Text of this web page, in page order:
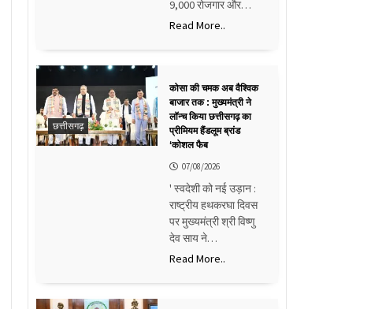
9,000 रोजगार और…
Read More..
छत्तीसगढ़
कोसा की चमक अब वैश्विक
बाजार तक : मुख्यमंत्री ने
लॉन्च किया छत्तीसगढ़ का
प्रीमियम हैंडलूम ब्रांड
‘कोशल फैब
07/08/2026
' स्वदेशी को नई उड़ान :
राष्ट्रीय हथकरघा दिवस
पर मुख्यमंत्री श्री विष्णु
देव साय ने…
Read More..